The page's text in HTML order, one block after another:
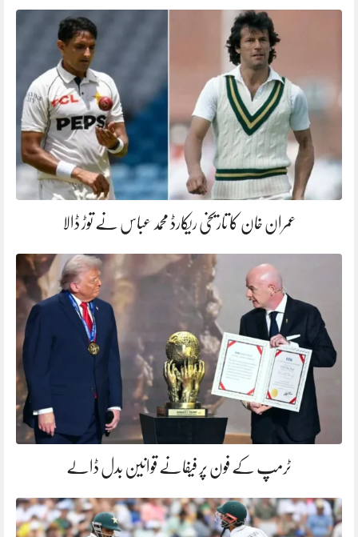
عمران خان کا تاریخی ریکارڈ محمد عباس نے توڑ ڈالا
ٹرمپ کے فون پر فیفانے قوانین بدل ڈالے